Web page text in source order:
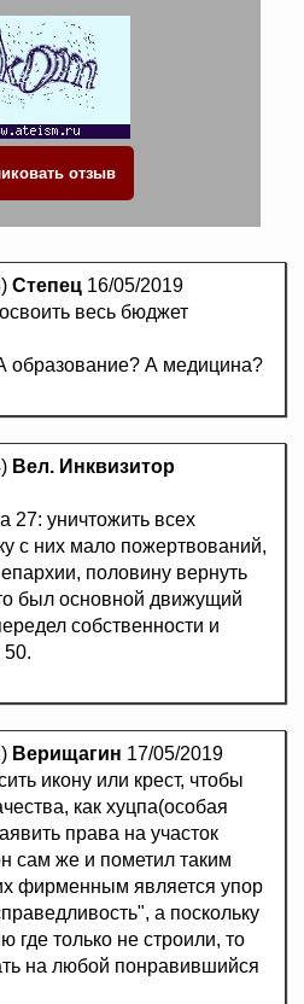
Степец 16/05/2019
весь бюджет
образование? А медицина?
Вел. Инквизитор
27: уничтожить всех
с них мало пожертвований,
половину вернуть
был основной движущий
собственности и
50.
Верищагин 17/05/2019
икону или крест, чтобы
как хуцпа(особая
права на участок
сам же и пометил таким
фирменным является упор
а поскольку
где только не строили, то
на любой понравившийся